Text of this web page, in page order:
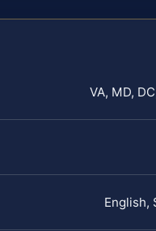
VA, MD,
English,